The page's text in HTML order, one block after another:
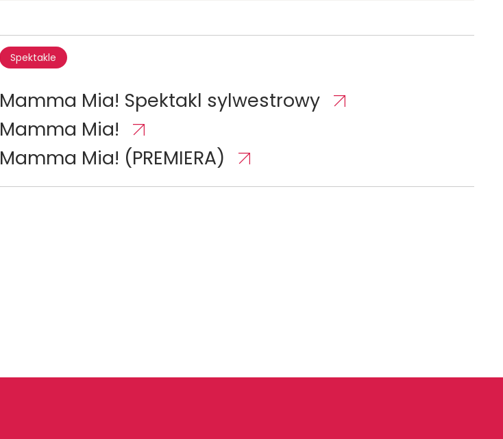
Spektakle
Mamma Mia! Spektakl sylwestrowy
Mamma Mia!
Mamma Mia! (PREMIERA)